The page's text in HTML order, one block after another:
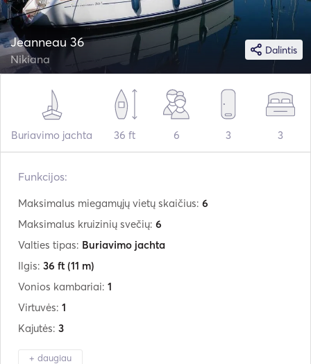
Dalintis
Jeanneau 36
Nikiana
Buriavimo jachta 36 ft 6 3 3
Funkcijos:
Maksimalus miegamųjų vietų skaičius: 6
Maksimalus kruizinių svečių: 6
Valties tipas: Buriavimo jachta
Ilgis: 36 ft (11 m)
Vonios kambariai: 1
Virtuvės: 1
Kajutės: 3
+ daugiau